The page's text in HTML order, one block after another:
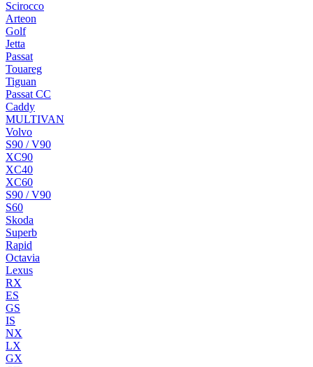
Scirocco
Arteon
Golf
Jetta
Passat
Touareg
Tiguan
Passat CC
Caddy
MULTIVAN
Volvo
S90 / V90
XC90
XC40
XC60
S90 / V90
S60
Skoda
Superb
Rapid
Octavia
Lexus
RX
ES
GS
IS
NX
LX
GX